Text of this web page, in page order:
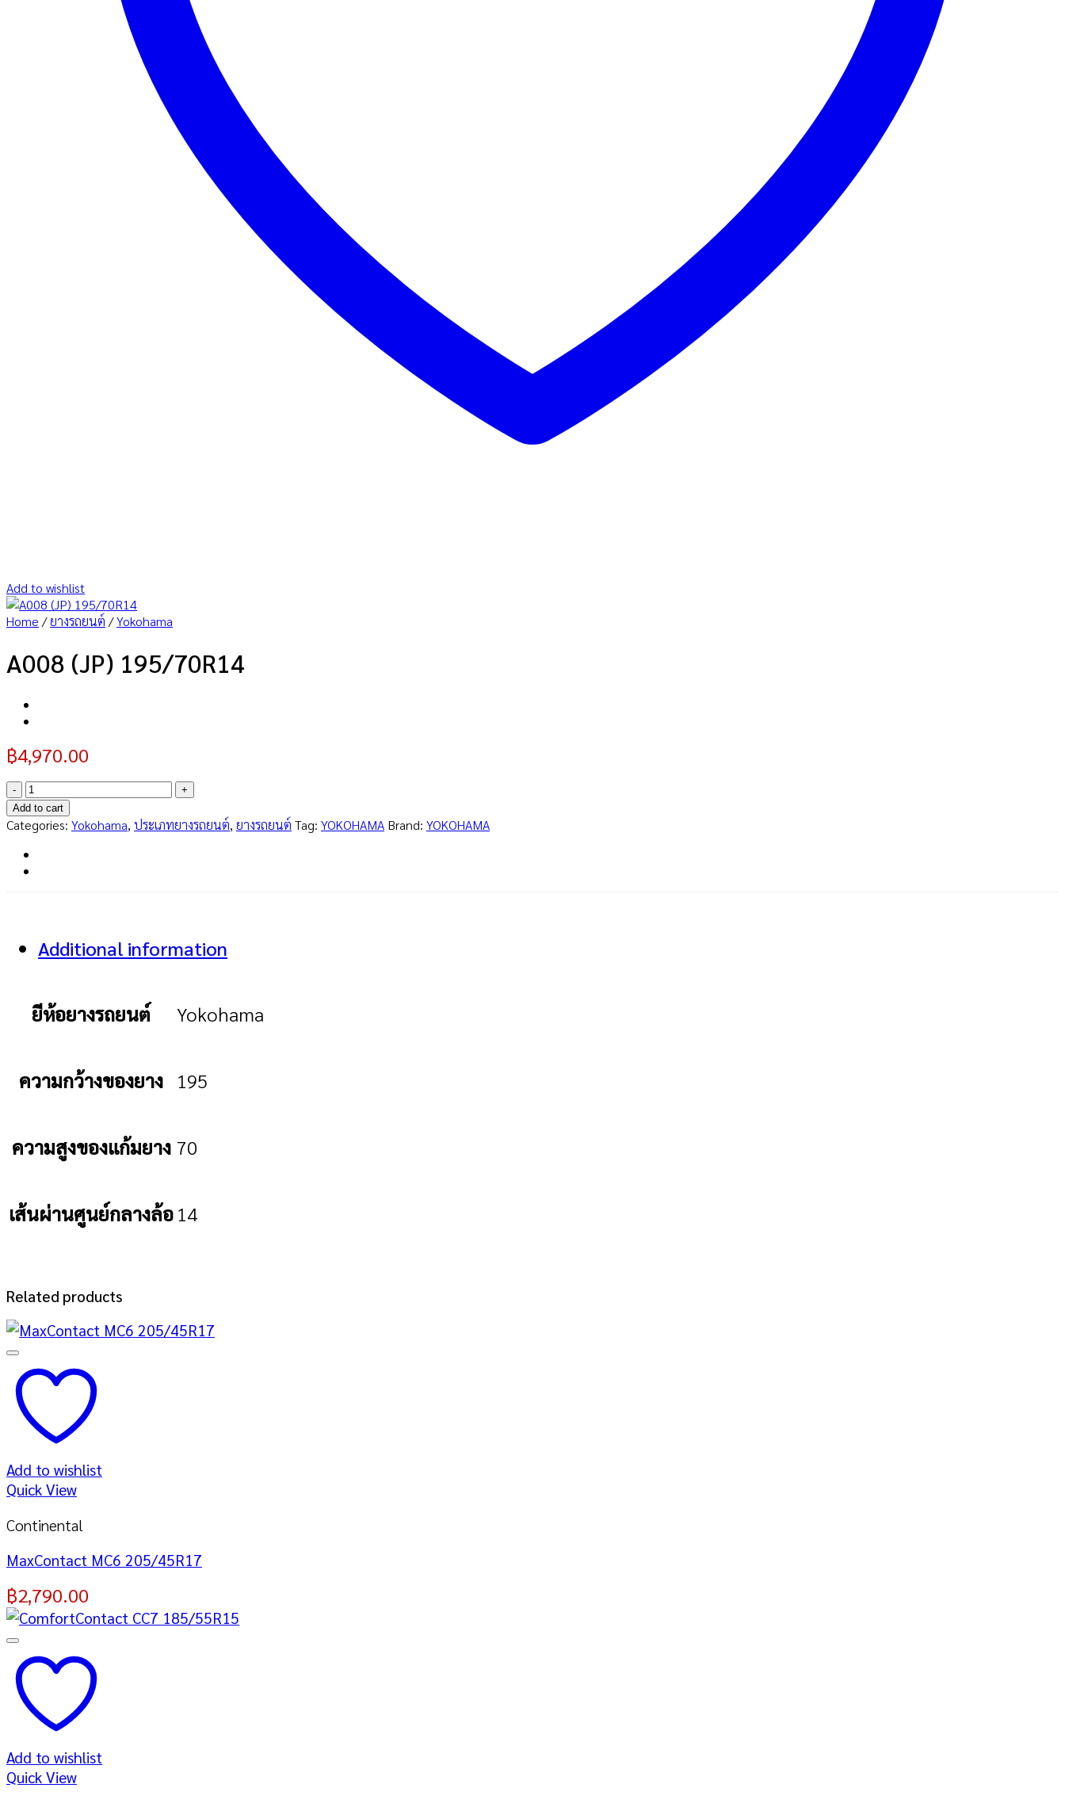
Add to wishlist
Home /ยางรถยนต์ /Yokohama
A008 (JP) 195/70R14
฿4,970.00
A008
(JP)
195/70R14
quantity
Add to cart
Categories: Yokohama, ประเภทยางรถยนต์, ยางรถยนต์ Tag: YOKOHAMA Brand: YOKOHAMA
Additional information
ยีห้อยางรถยนต์ Yokohama
ความกว้างของยาง 195
ความสูงของแก้มยาง 70
เส้นผ่านศูนย์กลางล้อ14
Related products
Add to wishlist
Quick View
Continental
MaxContact MC6 205/45R17
฿2,790.00
Add to wishlist
Quick View